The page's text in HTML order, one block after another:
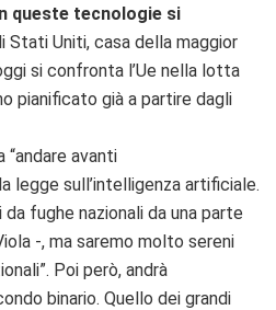
queste tecnologie si
Stati Uniti, casa della maggior
si confronta l’Ue nella lotta
pianificato già a partire dagli
“andare avanti
legge sull’intelligenza artificiale.
fughe nazionali da una parte
-, ma saremo molto sereni
Poi però, andrà
binario. Quello dei grandi